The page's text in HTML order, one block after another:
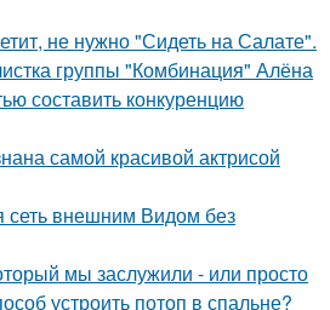
не нужно "Сидеть на Салате".
группы "Комбинация" Алёна
составить конкуренцию
самой красивой актрисой
внешним Видом без
мы заслужили - или просто
устроить потоп в спальне?